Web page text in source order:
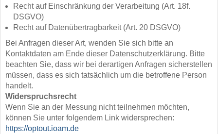
Recht auf Einschränkung der Verarbeitung (Art. 18f.
DSGVO)
Recht auf Datenübertragbarkeit (Art. 20 DSGVO)
Bei Anfragen dieser Art, wenden Sie sich bitte an
Kontaktdaten am Ende dieser Datenschutzerklärung. Bitte
beachten Sie, dass wir bei derartigen Anfragen sicherstellen
müssen, dass es sich tatsächlich um die betroffene Person
handelt.
Widerspruchsrecht
Wenn Sie an der Messung nicht teilnehmen möchten,
können Sie unter folgendem Link widersprechen:
https://optout.ioam.de